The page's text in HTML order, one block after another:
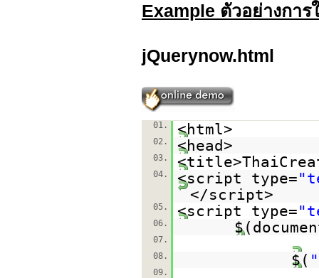
Example ตัวอย่างกา
jQuerynow.html
01. <html>
02. <head>
03.
04. <script type=
</script>
05. <script type=
06.
07.
08.
$(
09.